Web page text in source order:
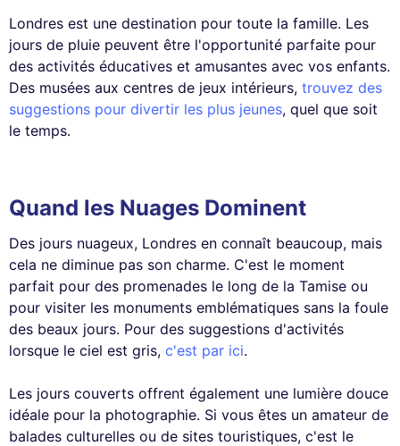
Londres est une destination pour toute la famille. Les
jours de pluie peuvent être l'opportunité parfaite pour
des activités éducatives et amusantes avec vos enfants.
Des musées aux centres de jeux intérieurs, trouvez des
suggestions pour divertir les plus jeunes, quel que soit
le temps.
Quand les Nuages Dominent
Des jours nuageux, Londres en connaît beaucoup, mais
cela ne diminue pas son charme. C'est le moment
parfait pour des promenades le long de la Tamise ou
pour visiter les monuments emblématiques sans la foule
des beaux jours. Pour des suggestions d'activités
lorsque le ciel est gris, c'est par ici.
Les jours couverts offrent également une lumière douce
idéale pour la photographie. Si vous êtes un amateur de
balades culturelles ou de sites touristiques, c'est le